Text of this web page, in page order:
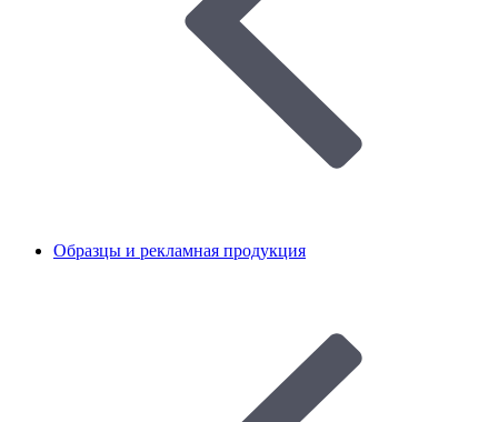
Образцы и рекламная продукция